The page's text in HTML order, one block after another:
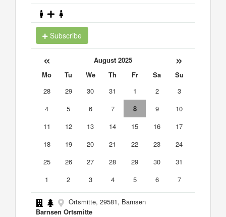
Subscribe
« August 2025 »
Mo Tu We Th Fr Sa
Su
28
29 30 31 1 2
3
4
5 6 7 8 9
10
11
12 13 14 15 16
17
18
19 20 21 22 23
24
25
26 27 28 29 30
31
1
2 3 4 5 6 7
Ortsmitte, 29581, Barnsen
Barnsen Ortsmitte